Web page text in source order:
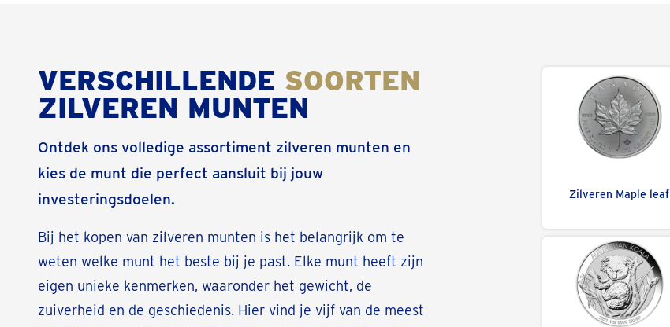
VERSCHILLENDE SOORTEN
ZILVEREN MUNTEN
Ontdek ons volledige assortiment zilveren munten en
kies de munt die perfect aansluit bij jouw
investeringsdoelen.
Bij het kopen van zilveren munten is het belangrijk om te
weten welke munt het beste bij je past. Elke munt heeft zijn
eigen unieke kenmerken, waaronder het gewicht, de
zuiverheid en de geschiedenis. Hier vind je vijf van de meest
Zilveren Maple leaf